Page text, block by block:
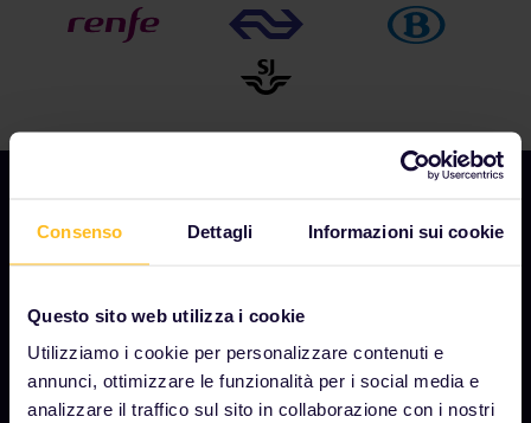
Consenso Dettagli Informazioni sui cookie
Questo sito web utilizza i cookie
Utilizziamo i cookie per personalizzare contenuti e
annunci, ottimizzare le funzionalità per i social media e
analizzare il traffico sul sito in collaborazione con i nostri
AZIENDA
Chi siamo
Opportunità di lavoro
Sala stampa